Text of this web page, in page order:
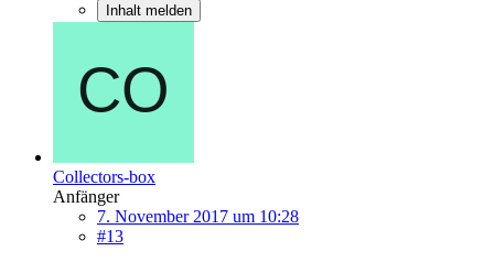
Inhalt melden
Collectors-box
Anfänger
7. November 2017 um 10:28
#13